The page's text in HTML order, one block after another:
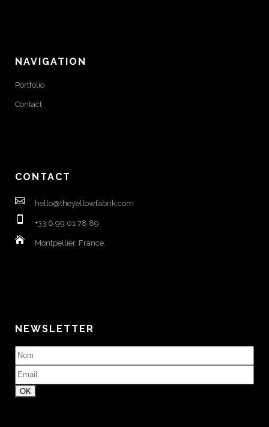
NAVIGATION
Portfolio
Contact
CONTACT
hello@theyellowfabrik.com
+33 6 99 01 78 89
Montpellier, France.
NEWSLETTER